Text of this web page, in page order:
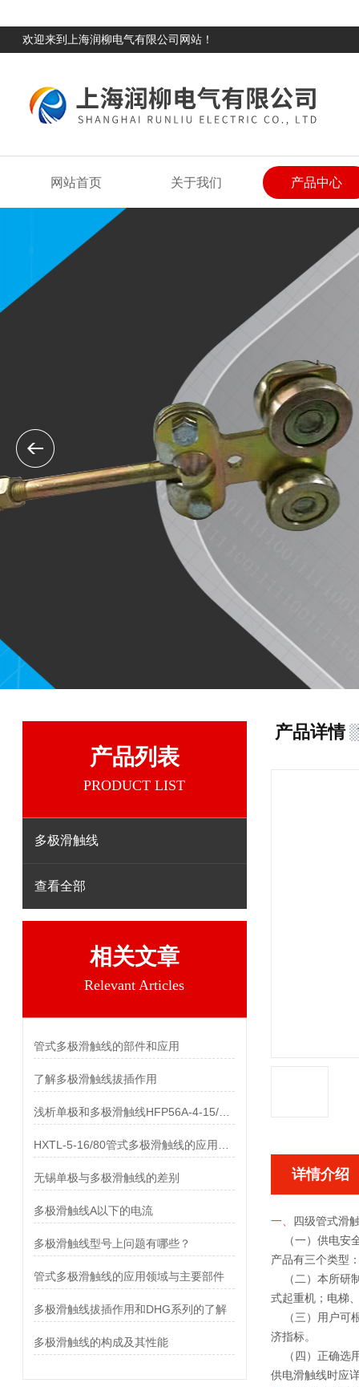
欢迎来到上海润柳电气有限公司网站！
网站首页 关于我们 产品中心
产品列表
PRODUCT LIST
多极滑触线
查看全部
相关文章
Relevant Articles
管式多极滑触线的部件和应用
了解多极滑触线拔插作用
无锡单极与多极滑触线的差别
多极滑触线A以下的电流
多极滑触线型号上问题有哪些？
管式多极滑触线的应用领域与主要部件
多极滑触线拔插作用和DHG系列的了解
多极滑触线的构成及其性能
产品详情
详情介绍
一、 四级管式滑
（一）供电安
产品有三个类型
（二）本所研
式起重机；电梯
（三）用户可
济指标。
（四）正确选
供电滑触线时应